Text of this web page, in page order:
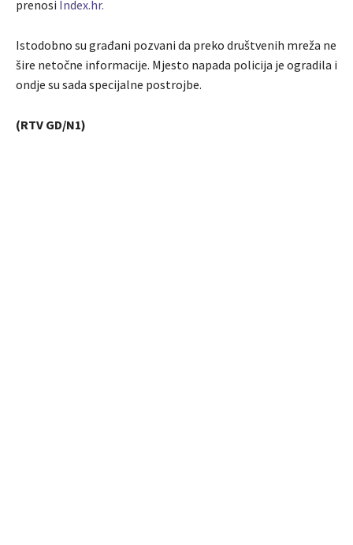
prenosi Index.hr.
Istodobno su građani pozvani da preko društvenih mreža ne
šire netočne informacije. Mjesto napada policija je ogradila i
ondje su sada specijalne postrojbe.
(RTV GD/N1)